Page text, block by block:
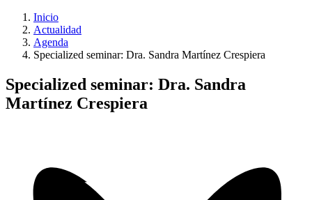
Inicio
Actualidad
Agenda
Specialized seminar: Dra. Sandra Martínez Crespiera
Specialized seminar: Dra. Sandra
Martínez Crespiera